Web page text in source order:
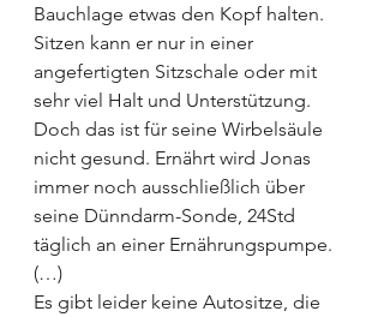
Bauchlage etwas den Kopf halten.
Sitzen kann er nur in einer
angefertigten Sitzschale oder mit
sehr viel Halt und Unterstützung.
Doch das ist für seine Wirbelsäule
nicht gesund. Ernährt wird Jonas
immer noch ausschließlich über
seine Dünndarm-Sonde, 24Std
täglich an einer Ernährungspumpe.
(…)
Es gibt leider keine Autositze, die